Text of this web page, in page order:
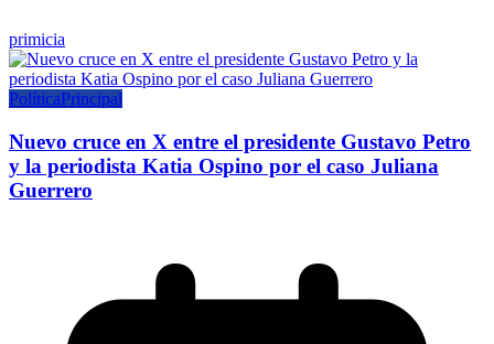
primicia
PolíticaPrincipal
Nuevo cruce en X entre el presidente Gustavo Petro
y la periodista Katia Ospino por el caso Juliana
Guerrero